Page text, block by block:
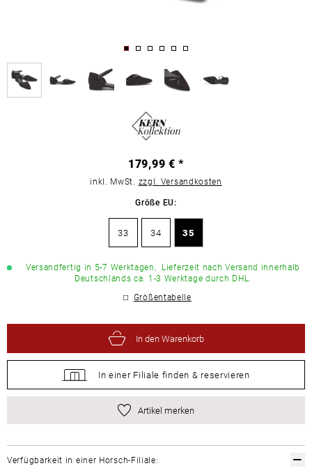
179,99 € *
inkl. MwSt. zzgl. Versandkosten
Größe EU:
33 34 35
Versandfertig in 5-7 Werktagen, Lieferzeit nach Versand innerhalb
Deutschlands ca. 1-3 Werktage durch DHL.
Größentabelle
In den Warenkorb
In einer Filiale finden & reservieren
Artikel merken
Verfügbarkeit in einer Horsch-Filiale: